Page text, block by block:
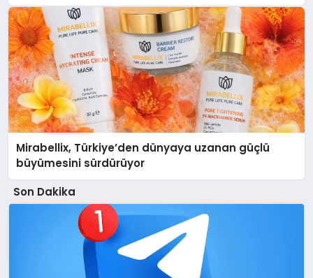
Mirabellix, Türkiye’den dünyaya uzanan güçlü
büyümesini sürdürüyor
Son Dakika